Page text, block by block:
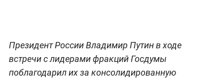
Президент России Владимир Путин в ходе
встречи с лидерами фракций Госдумы
поблагодарил их за консолидированную